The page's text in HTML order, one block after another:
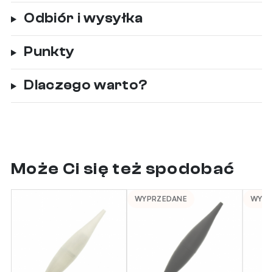
Odbiór i wysyłka
Punkty
Dlaczego warto?
Może Ci się też spodobać
WYPRZEDANE